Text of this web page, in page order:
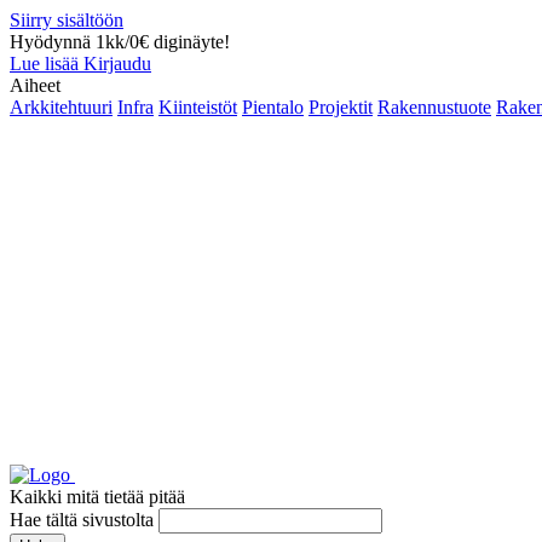
Siirry sisältöön
Hyödynnä 1kk/0€ diginäyte!
Lue lisää Kirjaudu
Aiheet
Arkkitehtuuri Infra Kiinteistöt Pientalo Projektit Rakennustuote
Kaikki mitä tietää pitää
Hae tältä sivustolta